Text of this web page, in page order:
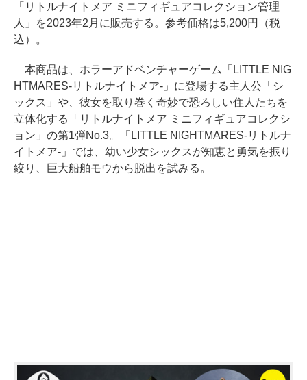
「リトルナイトメア ミニフィギュアコレクション管理
人」を2023年2月に販売する。参考価格は5,200円（税
込）。
本商品は、ホラーアドベンチャーゲーム「LITTLE NIG
HTMARES-リトルナイトメア-」に登場する主人公「シ
ックス」や、彼女を取り巻く奇妙で恐ろしい住人たちを
立体化する「リトルナイトメア ミニフィギュアコレクシ
ョン」の第1弾No.3。「LITTLE NIGHTMARES-リトルナ
イトメア-」では、幼い少女シックスが知恵と勇気を振り
絞り、巨大船舶モウから脱出を試みる。